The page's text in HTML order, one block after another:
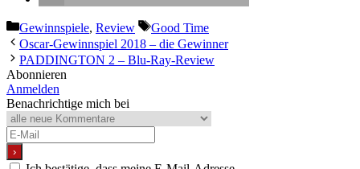
Kategorien
Gewinnspiele, Review Schlagwörter
Good Time
Oscar-Gewinnspiel 2018 – die Gewinner
PADDINGTON 2 – Blu-Ray-Review
Abonnieren
Anmelden
Benachrichtige mich bei